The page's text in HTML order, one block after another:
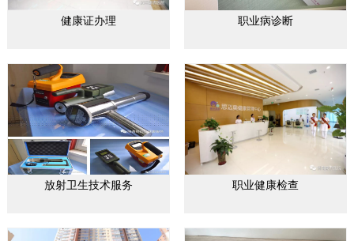
健康证办理 职业病诊断
放射卫生技术服务 职业健康检查